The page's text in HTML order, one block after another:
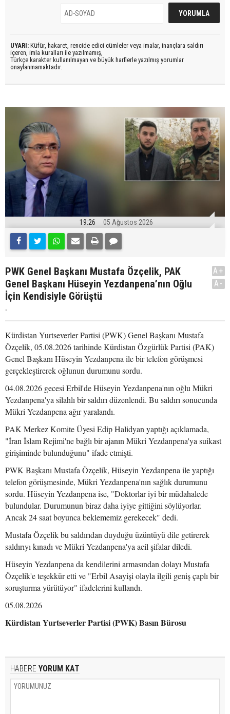
UYARI: Küfür, hakaret, rencide edici cümleler veya imalar, inançlara saldırı
içeren, imla kuralları ile yazılmamış,
Türkçe karakter kullanılmayan ve büyük harflerle yazılmış yorumlar
onaylanmamaktadır.
19:26 05 Ağustos 2026
PWK Genel Başkanı Mustafa Özçelik, PAK
Genel Başkanı Hüseyin Yezdanpena’nın Oğlu
İçin Kendisiyle Görüştü
.
A+
A-
Kürdistan Yurtseverler Partisi (PWK) Genel Başkanı Mustafa
Özçelik, 05.08.2026 tarihinde Kürdistan Özgürlük Partisi (PAK)
Genel Başkanı Hüseyin Yezdanpena ile bir telefon görüşmesi
gerçekleştirerek oğlunun durumunu sordu.
04.08.2026 gecesi Erbil'de Hüseyin Yezdanpena'nın oğlu Mükri
Yezdanpena'ya silahlı bir saldırı düzenlendi. Bu saldırı sonucunda
Mükri Yezdanpena ağır yaralandı.
PAK Merkez Komite Üyesi Edip Halidyan yaptığı açıklamada,
"İran İslam Rejimi'ne bağlı bir ajanın Mükri Yezdanpena'ya suikast
girişiminde bulunduğunu" ifade etmişti.
PWK Başkanı Mustafa Özçelik, Hüseyin Yezdanpena ile yaptığı
telefon görüşmesinde, Mükri Yezdanpena'nın sağlık durumunu
sordu. Hüseyin Yezdanpena ise, "Doktorlar iyi bir müdahalede
bulundular. Durumunun biraz daha iyiye gittiğini söylüyorlar.
Ancak 24 saat boyunca beklememiz gerekecek" dedi.
Mustafa Özçelik bu saldırıdan duyduğu üzüntüyü dile getirerek
saldırıyı kınadı ve Mükri Yezdanpena'ya acil şifalar diledi.
Hüseyin Yezdanpena da kendilerini armasından dolayı Mustafa
Özçelik'e teşekkür etti ve "Erbil Asayişi olayla ilgili geniş çaplı bir
soruşturma yürütüyor" ifadelerini kullandı.
05.08.2026
Kürdistan Yurtseverler Partisi (PWK) Basın Bürosu
HABERE YORUM KAT